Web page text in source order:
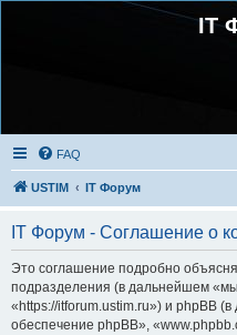
IT
FAQ
USTIM IT Форум
IT Форум - Соглашение о
Это соглашение подробно
подразделения (в дальнейшем
«https://itforum.ustim.ru») и phpBB
обеспечение phpBB»,